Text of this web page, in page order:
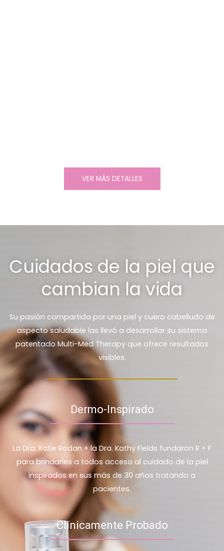
VER MÁS DETALLES
Cuidados de la piel que
cambian la vida
Su pasión compartida por una piel y cuero cabelludo de
aspecto saludable las llevó a desarrollar su sistema
patentado Multi-Med Therapy que ofrece resultados
visibles.
Dermo-Inspirado
La Dra. Katie Rodan + la Dra. Kathy Fields fundaron R + F
para brindarles a todos acceso al cuidado de la piel
inspirados en sus más de 30 años tratando a
pacientes.
Clínicamente Probado